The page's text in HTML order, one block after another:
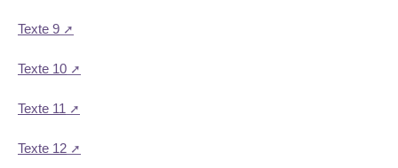
Texte 9
Texte 10
Texte 11
Texte 12